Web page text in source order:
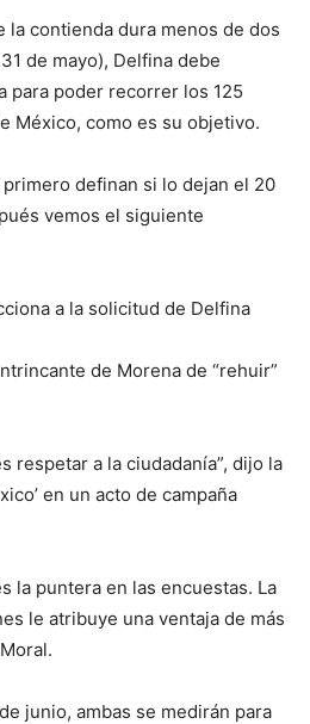
la contienda dura menos de dos
de mayo), Delfina debe
para poder recorrer los 125
México, como es su objetivo.
primero definan si lo dejan el 20
vemos el siguiente
a la solicitud de Delfina
de Morena de “rehuir”
respetar a la ciudadanía”, dijo la
en un acto de campaña
la puntera en las encuestas. La
le atribuye una ventaja de más
junio, ambas se medirán para